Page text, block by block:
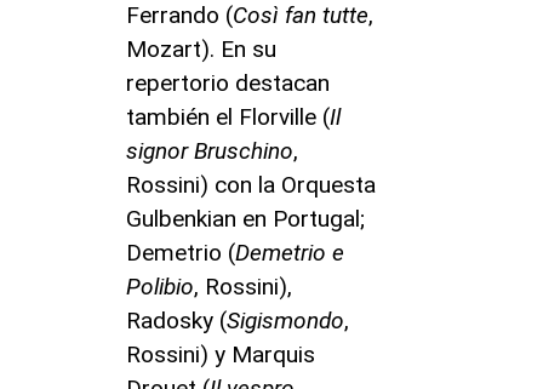
Ferrando (Così fan tutte,
Mozart). En su
repertorio destacan
también el Florville (Il
signor Bruschino,
Rossini) con la Orquesta
Gulbenkian en Portugal;
Demetrio (Demetrio e
Polibio, Rossini),
Radosky (Sigismondo,
Rossini) y Marquis